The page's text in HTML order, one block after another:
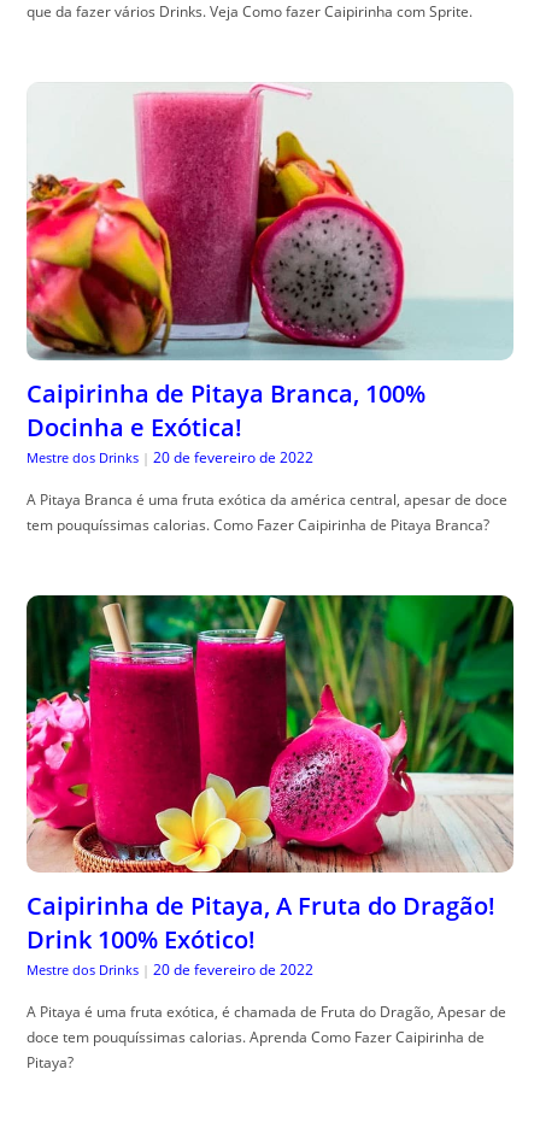
que da fazer vários Drinks. Veja Como fazer Caipirinha com Sprite.
Caipirinha de Pitaya Branca, 100%
Docinha e Exótica!
Mestre dos Drinks | 20 de fevereiro de 2022
A Pitaya Branca é uma fruta exótica da américa central, apesar de doce
tem pouquíssimas calorias. Como Fazer Caipirinha de Pitaya Branca?
Caipirinha de Pitaya, A Fruta do Dragão!
Drink 100% Exótico!
Mestre dos Drinks | 20 de fevereiro de 2022
A Pitaya é uma fruta exótica, é chamada de Fruta do Dragão, Apesar de
doce tem pouquíssimas calorias. Aprenda Como Fazer Caipirinha de
Pitaya?